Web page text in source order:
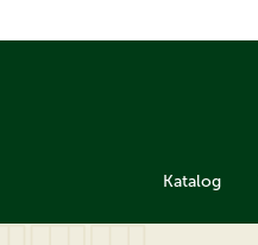
Katalog